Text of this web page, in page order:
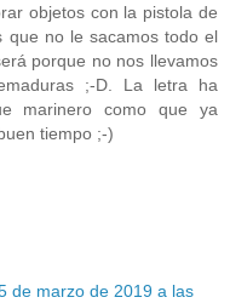
objetos con la pistola de
que no le sacamos todo el
porque no nos llevamos
;-D. La letra ha
marinero como que ya
tiempo ;-)
de marzo de 2019 a las